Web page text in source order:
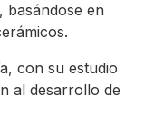
basándose en
con su estudio
al desarrollo de